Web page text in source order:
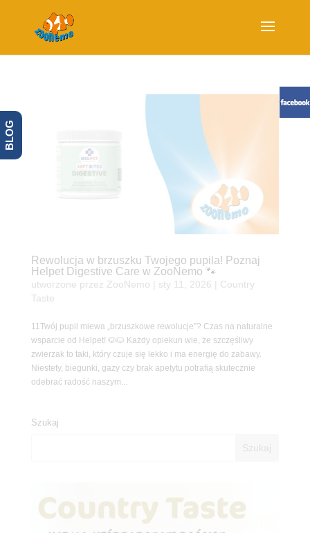
Rewolucja w brzuszku Twojego pupila! Poznaj
Helpet Digestive Care w ZooNemo 🐾
utworzone przez ZooNemo sty 11, 2026
Country
Taste
11Twój pupil miewa „brzuszkowe rewolucje”? Czas na naturalne
wsparcie od Helpet! 🐶🐱 Każdy opiekun wie, że szczęśliwy
zwierzak to taki, który czuje się lekko i ma energię do zabawy.
Niestety, biegunki, gazy czy brak apetytu potrafią skutecznie
odebrać radość naszym...
Szukaj
BLOG